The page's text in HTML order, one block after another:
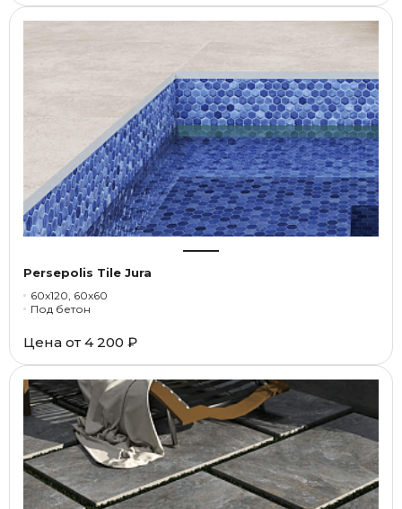
Persepolis Tile Jura
60x120, 60x60
Под бетон
Цена от 4 200 ₽